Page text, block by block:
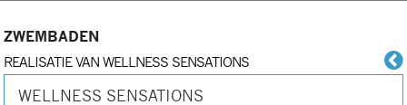
ZWEMBADEN
REALISATIE VAN WELLNESS SENSATIONS
WELLNESS SENSATIONS